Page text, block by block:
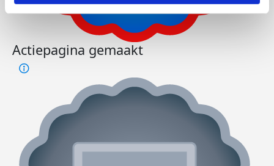
Actiepagina gemaakt